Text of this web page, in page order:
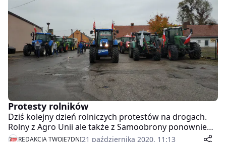
Protesty rolników
Dziś kolejny dzień rolniczych protestów na drogach.
Rolny z Agro Unii ale także z Samoobrony ponownie
wyszli na drogi. W naszym regionie protesty odbywają
REDAKCJA TWOJE7DNI21 października 2020, 11:13